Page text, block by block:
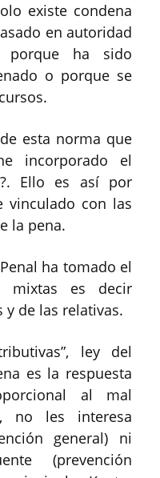
existe condena
en autoridad
porque ha sido
o porque se
esta norma que
incorporado el
Ello es así por
vinculado con las
la pena.
ha tomado el
mixtas es decir
y de las relativas.
ley del
es la respuesta
al mal
no les interesa
general) ni
(prevención